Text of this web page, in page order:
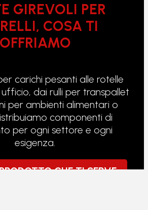
GIREVOLI PER
COSA TI
OFFRIAMO
carichi pesanti alle rotelle
dai rulli per transpallet
per ambienti alimentari o
componenti di
per ogni settore e ogni
esigenza.
CHE TI SERVE